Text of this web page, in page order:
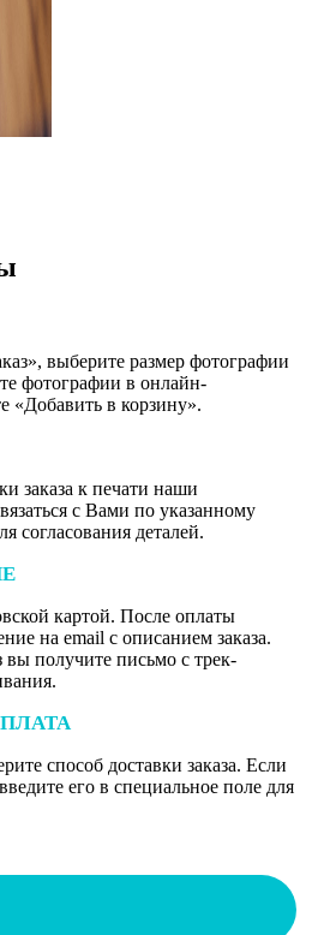
выберите размер фотографии
фотографии в онлайн-
«Добавить в корзину».
заказа к печати наши
с Вами по указанному
согласования деталей.
картой. После оплаты
на email с описанием заказа.
вы получите письмо с трек-
способ доставки заказа. Если
его в специальное поле для